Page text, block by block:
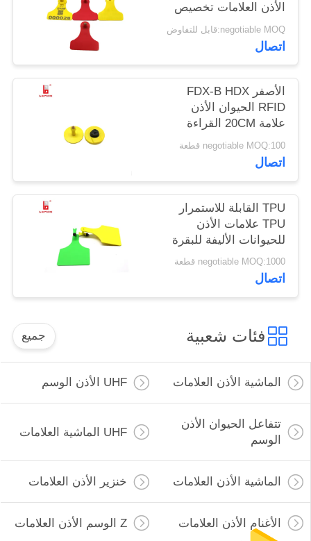
الأذن العلامات تخصيص
اللون غير سامة
negotiable MOQ:قابل للتفاوض
اتصال
الأصفر FDX-B HDX
RFID الحيوان الأذن
علامة 20CM القراءة
المدى لإدارة المزرعة
negotiable MOQ:100 قطعة
اتصال
TPU القابلة للاستمرار
TPU علامات الأذن
للحيوانات الأليفة للبقرة
الحليبية الإبل والخيول
negotiable MOQ:1000 قطعة
اتصال
فئات شعبية جميع
الماشية الأذن العلامات UHF الأذن الوسم
تتفاعل الحيوان الأذن
الوسم
UHF الماشية العلامات
الماشية الأذن العلامات خنزير الأذن العلامات
الأغنام الأذن العلامات Z الوسم الأذن العلامات